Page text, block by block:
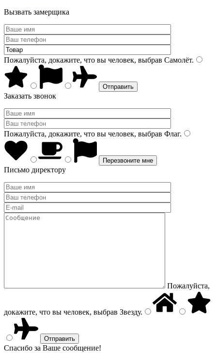
Вызвать замерщика
Пожалуйста, докажите, что вы человек, выбрав Самолёт.
Заказать звонок
Пожалуйста, докажите, что вы человек, выбрав Флаг.
Письмо директору
Пожалуйста,
докажите, что вы человек, выбрав Звезду.
Спасибо за Ваше сообщение!